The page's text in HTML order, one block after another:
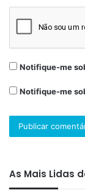
Notifique-me
Notifique-me
As Mais Lidas